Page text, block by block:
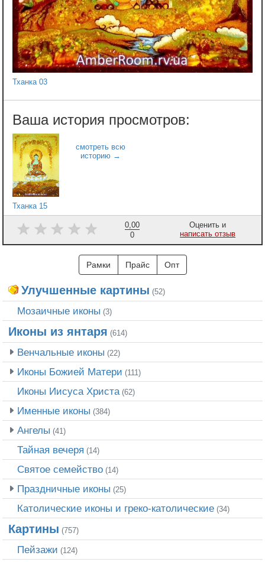
Тханка 03
Тханка 15
0,00
0
Оценить и
написать отзыв
Рамки Прайс Опт
Улучшенные картины (52)
Мозаичные иконы (3)
Иконы из янтаря (614)
Венчальные иконы (22)
Иконы Божией Матери (111)
Иконы Иисуса Христа (62)
Именные иконы (384)
Ангелы (41)
Тайная вечеря (14)
Святое семейство (14)
Праздничные иконы (25)
Католические иконы и греко-католические (34)
Картины (757)
Пейзажи (124)